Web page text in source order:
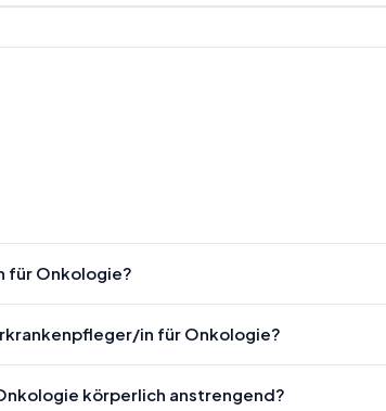
für Onkologie?
in für Onkologie?
körperlich anstrengend?